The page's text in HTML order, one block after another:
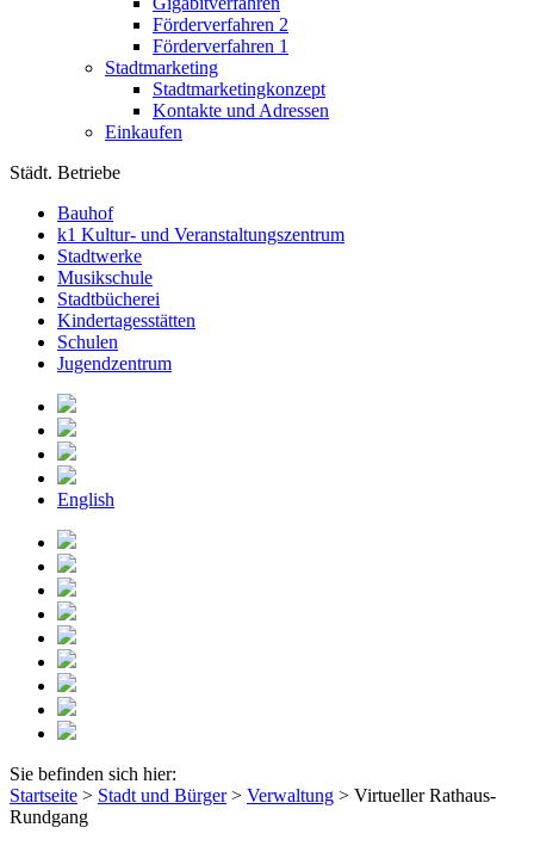
Förderverfahren 2
Förderverfahren 1
Stadtmarketing
Stadtmarketingkonzept
Kontakte und Adressen
Einkaufen
Städt. Betriebe
Bauhof
k1 Kultur- und Veranstaltungszentrum
Stadtwerke
Musikschule
Stadtbücherei
Kindertagesstätten
Schulen
Jugendzentrum
English
Sie befinden sich hier:
Startseite > Stadt und Bürger> Verwaltung > Virtueller Rathaus-
Rundgang